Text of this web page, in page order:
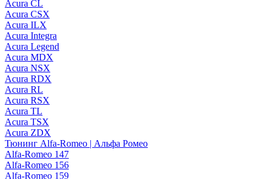
Acura CL
Acura CSX
Acura ILX
Acura Integra
Acura Legend
Acura MDX
Acura NSX
Acura RDX
Acura RL
Acura RSX
Acura TL
Acura TSX
Acura ZDX
Тюнинг Alfa-Romeo | Альфа Ромео
Alfa-Romeo 147
Alfa-Romeo 156
Alfa-Romeo 159